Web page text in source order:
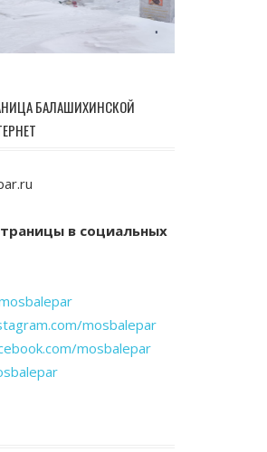
БАЛАШИХИНСКОЙ
в социальных
mosbalepar
mosbalepar